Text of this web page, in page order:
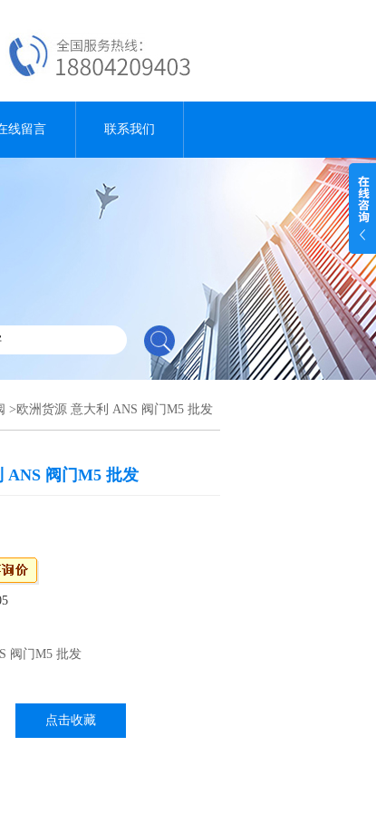
线留言 联系我们
>欧洲货源 意大利 ANS 阀门M5 批发
ANS 阀门M5 批发
阀门M5 批发
设有多个办事处，可为您提供好的维
点击收藏